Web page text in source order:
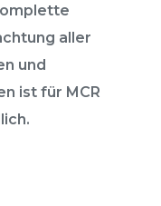
aller
und
ist für MCR